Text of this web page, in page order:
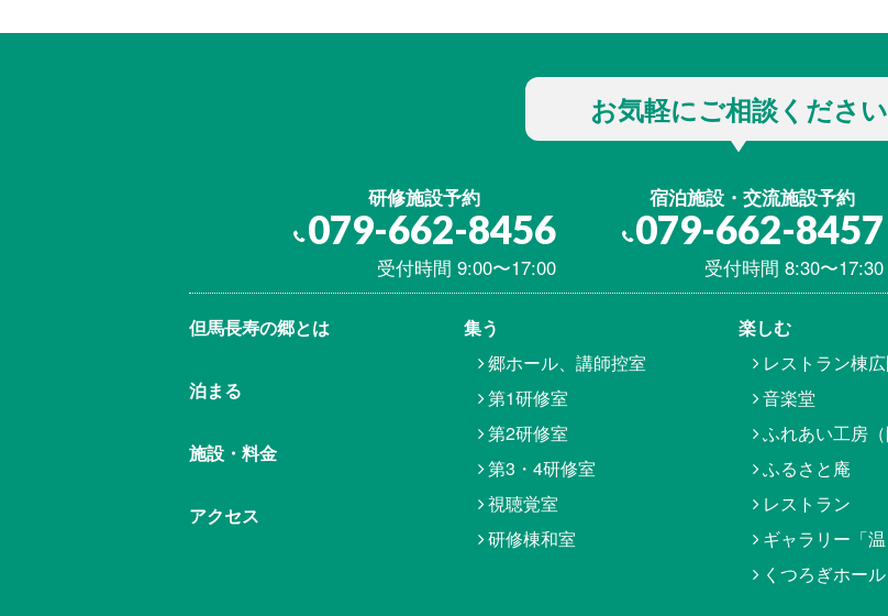
お気軽にご相談ください
研修施設予約
079-662-8456
受付時間 9:00〜17:00
宿泊施設・交流施設予約
079-662-8457
受付時間 8:30〜17:30
但馬⾧寿の郷とは
泊まる
施設・料金
アクセス
集う
郷ホール、講師控室
第1研修室
第2研修室
第3・4研修室
視聴覚室
研修棟和室
楽しむ
レストラン棟
音楽堂
ふれあい工房（
ふるさと庵
レストラン
ギャラリー「
くつろぎホール